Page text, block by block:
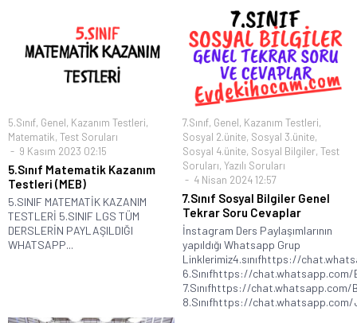
5.Sınıf, Genel, Kazanım Testleri,
Matematik, Test Soruları
9 Kasım 2023 02:15
5.Sınıf Matematik Kazanım
Testleri (MEB)
5.SINIF MATEMATİK KAZANIM
TESTLERİ 5.SINIF LGS TÜM
DERSLERİN PAYLAŞILDIĞI
WHATSAPP...
7.Sınıf, Genel, Kazanım Testleri,
Sosyal 2.ünite, Sosyal 3.ünite,
Sosyal 4.ünite, Sosyal Bilgiler, Test
Soruları, Yazılı Soruları
4 Nisan 2024 12:57
7.Sınıf Sosyal Bilgiler Genel
Tekrar Soru Cevaplar
İnstagram Ders Paylaşımlarının
yapıldığı Whatsapp Grup
Linklerimiz4.sınıfhttps://
6.Sınıfhttps://chat.whatsapp.com/
7.Sınıfhttps://chat.whatsapp.com/
8.Sınıfhttps://chat.whatsapp.com/